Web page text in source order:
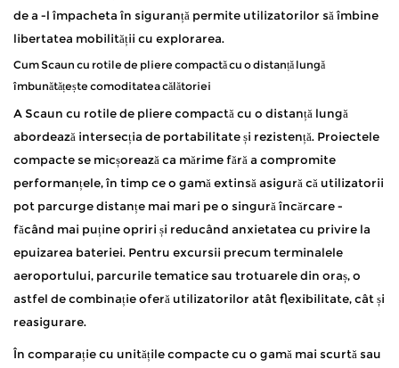
de a -l împacheta în siguranță permite utilizatorilor să îmbine
libertatea mobilității cu explorarea.
Cum Scaun cu rotile de pliere compactă cu o distanță lungă
îmbunătățește comoditatea călătoriei
A Scaun cu rotile de pliere compactă cu o distanță lungă
abordează intersecția de portabilitate și rezistență. Proiectele
compacte se micșorează ca mărime fără a compromite
performanțele, în timp ce o gamă extinsă asigură că utilizatorii
pot parcurge distanțe mai mari pe o singură încărcare -
făcând mai puține opriri și reducând anxietatea cu privire la
epuizarea bateriei. Pentru excursii precum terminalele
aeroportului, parcurile tematice sau trotuarele din oraș, o
astfel de combinație oferă utilizatorilor atât flexibilitate, cât și
reasigurare.
În comparație cu unitățile compacte cu o gamă mai scurtă sau